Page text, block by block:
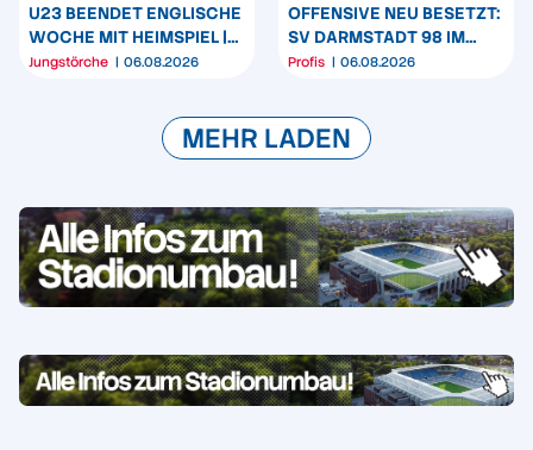
U23 BEENDET ENGLISCHE
WOCHE MIT HEIMSPIEL |
U19 & U17 STARTEN IN
Jungstörche 06.08.2026
OFFENSIVE NEU BESETZT:
SV DARMSTADT 98 IM
GEGNERCHECK
Profis 06.08.2026
MEHR LADEN